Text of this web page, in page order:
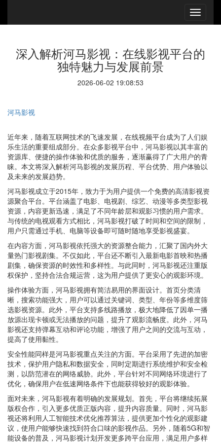
深入解析河马影视：在线影视平台的
独特魅力与发展前景
2026-06-02 19:08:53
河马影视
近年来，随着互联网技术的飞速发展，在线视频平台成为了人们娱
乐生活的重要组成部分。在众多影视平台中，河马影视以其丰富的
资源库、便捷的操作体验和优质的服务，逐渐赢得了广大用户的青
睐。本文将深入解析河马影视的发展历程、平台优势、用户体验以
及未来的发展趋势。
河马影视成立于2015年，致力于为用户提供一个免费的高清影视资
源聚合平台。平台涵盖了电影、电视剧、综艺、动漫等多类型影视
资源，内容更新迅速，满足了不同年龄层和观影习惯的用户需求。
与传统的电视观看方式相比，河马影视打破了时间和空间的限制，
用户只需通过手机、电脑等设备即可随时随地享受影视盛宴。
在内容方面，河马影视依托强大的资源整合能力，汇聚了国内外大
量热门影视剧集。不仅如此，平台还不断引入最新电影首映和热播
剧集，确保资源的时效性和多样性。与此同时，河马影视还注重版
权保护，坚持合法合规运营，这为用户提供了更安心的观影环境。
操作体验方面，河马影视拥有简洁易用的界面设计。首页分类清
晰，搜索功能强大，用户可以通过关键词、类型、年份等多维度筛
选影视资源。此外，平台支持多线路播放，极大地降低了因单一播
放源出现卡顿或无法播放的问题，提升了观影流畅度。此外，河马
影视还支持弹幕互动和评论功能，增强了用户之间的交流与互动，
提高了使用黏性。
安全性能同样是河马影视重点关注的方面。平台采用了先进的加密
技术，保护用户隐私和数据安全，同时定期进行系统维护和安全检
测，以防范潜在的网络威胁。此外，平台针对不同网络环境进行了
优化，确保用户在低速网络条件下也能获得较好的观影体验。
面对未来，河马影视有着明确的发展规划。首先，平台将继续拓展
版权合作，引入更多优质正版内容，提升内容质量。同时，河马影
视还将利用人工智能技术优化推荐算法，提供更加个性化的观影建
议，使用户能够快速找到符合口味的影视作品。另外，随着5G和智
能设备的普及，河马影视计划开发更多跨平台应用，满足用户多样